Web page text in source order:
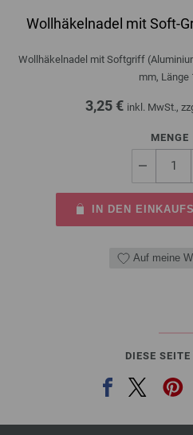
Wollhäkelnadel mit Soft-
Wollhäkelnadel mit Softgriff
mm, Länge
3,25 € inkl. MwSt.,
MENGE
IN DEN
Auf meine
DIESE